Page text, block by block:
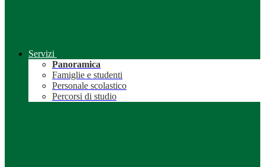
Servizi
Panoramica
Famiglie e studenti
Personale scolastico
Percorsi di studio